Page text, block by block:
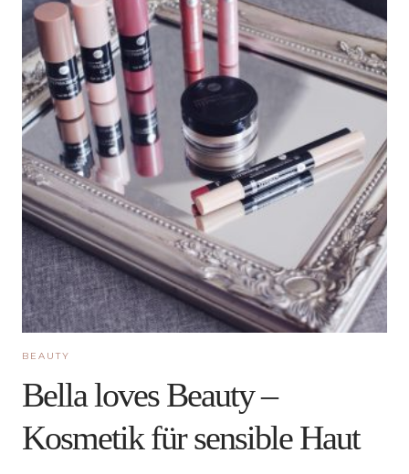
BEAUTY
Bella loves Beauty –
Kosmetik für sensible Haut